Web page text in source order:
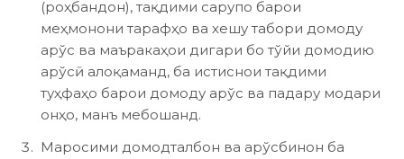
(роҳбандон), тақдими сарупо барои
меҳмонони тарафҳо ва хешу табори домоду
арўс ва маъракаҳои дигари бо тўйи домодию
арўсӣ алоқаманд, ба истиснои тақдими
туҳфаҳо барои домоду арўс ва падару модари
онҳо, манъ мебошанд.
Маросими домодталбон ва арўсбинон ба